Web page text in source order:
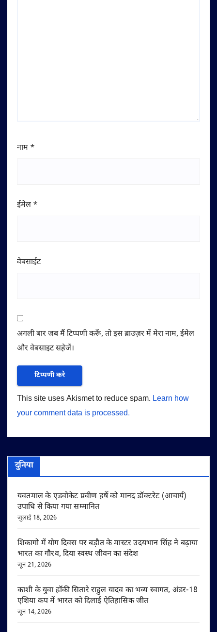
नाम *
ईमेल *
वेबसाईट
अगली बार जब मैं टिप्पणी करूँ, तो इस ब्राउज़र में मेरा नाम, ईमेल
और वेबसाइट सहेजें।
This site uses Akismet to reduce spam. Learn how
your comment data is processed.
दुनिया
यवतमाल के एडवोकेट प्रवीण हर्षे को मानद डॉक्टरेट (आचार्य)
उपाधि से किया गया सम्मानित
जुलाई 18, 2026
शिकागो में योग दिवस पर बड़ौत के मास्टर उदयभान सिंह ने बढ़ाया
भारत का गौरव, दिया स्वस्थ जीवन का संदेश
जून 21, 2026
काशी के युवा हॉकी सितारे राहुल यादव का भव्य स्वागत, अंडर-18
एशिया कप में भारत को दिलाई ऐतिहासिक जीत
जून 14, 2026